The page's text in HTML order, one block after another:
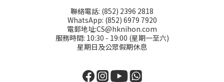
聯絡電話: (852) 2396 2818
WhatsApp: (852) 6979 7920
電郵地址:CS@hknihon.com
服務時間: 10:30 - 19:00 (星期一至六)
星期日及公眾假期休息